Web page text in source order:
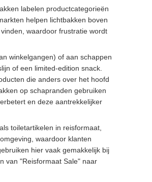
labelen productcategorieën
helpen lichtbakken boven
waardoor frustratie wordt
winkelgangen) of aan schappen
of een limited-edition snack.
die anders over het hoofd
op schapranden gebruiken
en deze aantrekkelijker
toiletartikelen in reisformaat,
waardoor klanten
hier vaak gemakkelijk bij
van "Reisformaat Sale" naar